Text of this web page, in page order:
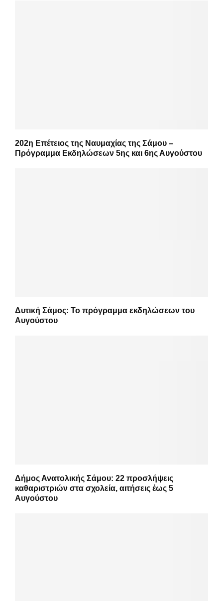
202η Επέτειος της Ναυμαχίας της Σάμου –
Πρόγραμμα Εκδηλώσεων 5ης και 6ης Αυγούστου
Δυτική Σάμος: Το πρόγραμμα εκδηλώσεων του
Αυγούστου
Δήμος Ανατολικής Σάμου: 22 προσλήψεις
καθαριστριών στα σχολεία, αιτήσεις έως 5
Αυγούστου